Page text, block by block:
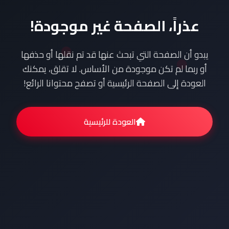
عذراً، الصفحة غير موجودة!
يبدو أن الصفحة التي تبحث عنها قد تم نقلها أو حذفها
أو ربما لم تكن موجودة من الأساس. لا تقلق، يمكنك
العودة إلى الصفحة الرئيسية أو تصفح محتوانا الرائع!
العودة للرئيسية